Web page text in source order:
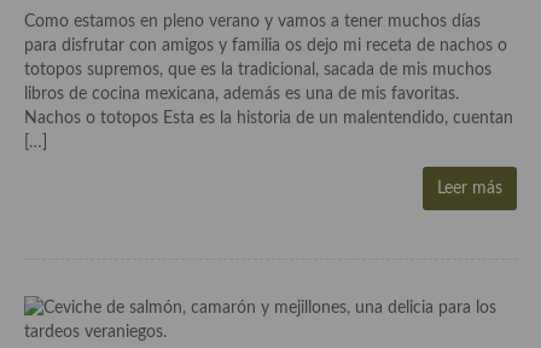
Bocadillos, hamburguesas, sándwich, emparedados, tostas y
demás
Entrantes y primeros platos
Ensaladas
Pasta
Como estamos en pleno verano y vamos a tener muchos días
para disfrutar con amigos y familia os dejo mi receta de nachos o
totopos supremos, que es la tradicional, sacada de mis muchos
libros de cocina mexicana, además es una de mis favoritas.
Nachos o totopos Esta es la historia de un malentendido, cuentan
[…]
Leer más